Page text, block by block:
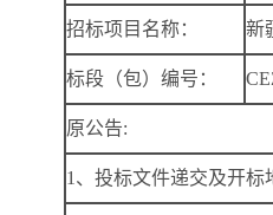
招标项目名称： 新
标段（包）编号：
原公告:
1、投标文件递交及开标